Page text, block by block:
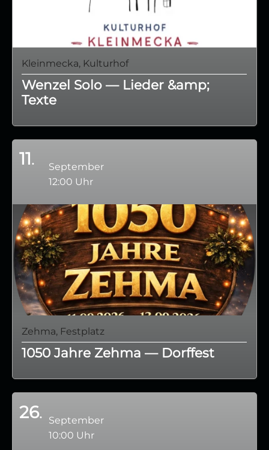
Kleinmecka, Kulturhof
Wenzel Solo — Lieder &amp;
Texte
11
September
12:00 Uhr
Zehma, Festplatz
1050 Jahre Zehma — Dorffest
26
September
10:00 Uhr